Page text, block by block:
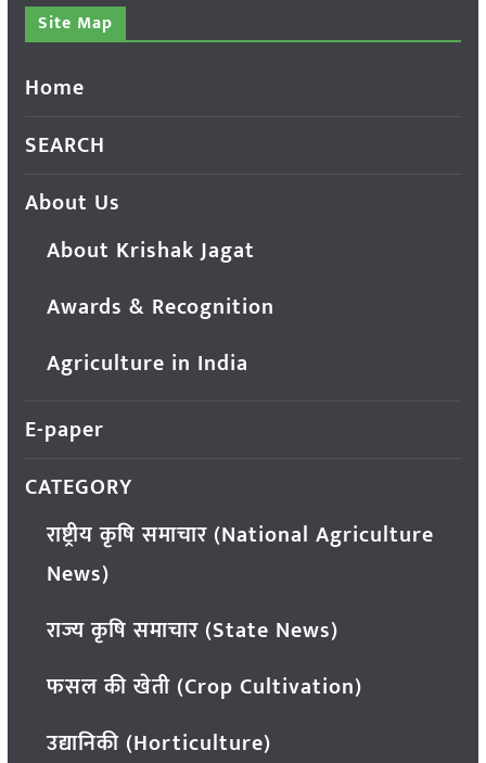
Site Map
Home
SEARCH
About Us
About Krishak Jagat
Awards & Recognition
Agriculture in India
E-paper
CATEGORY
राष्ट्रीय कृषि समाचार (National Agriculture
News)
राज्य कृषि समाचार (State News)
फसल की खेती (Crop Cultivation)
उद्यानिकी (Horticulture)